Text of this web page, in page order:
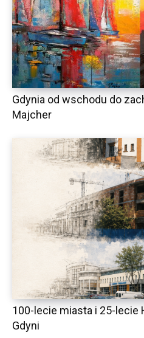
Gdynia od wschodu do
Majcher
100-lecie miasta i 25-lecie
Gdyni